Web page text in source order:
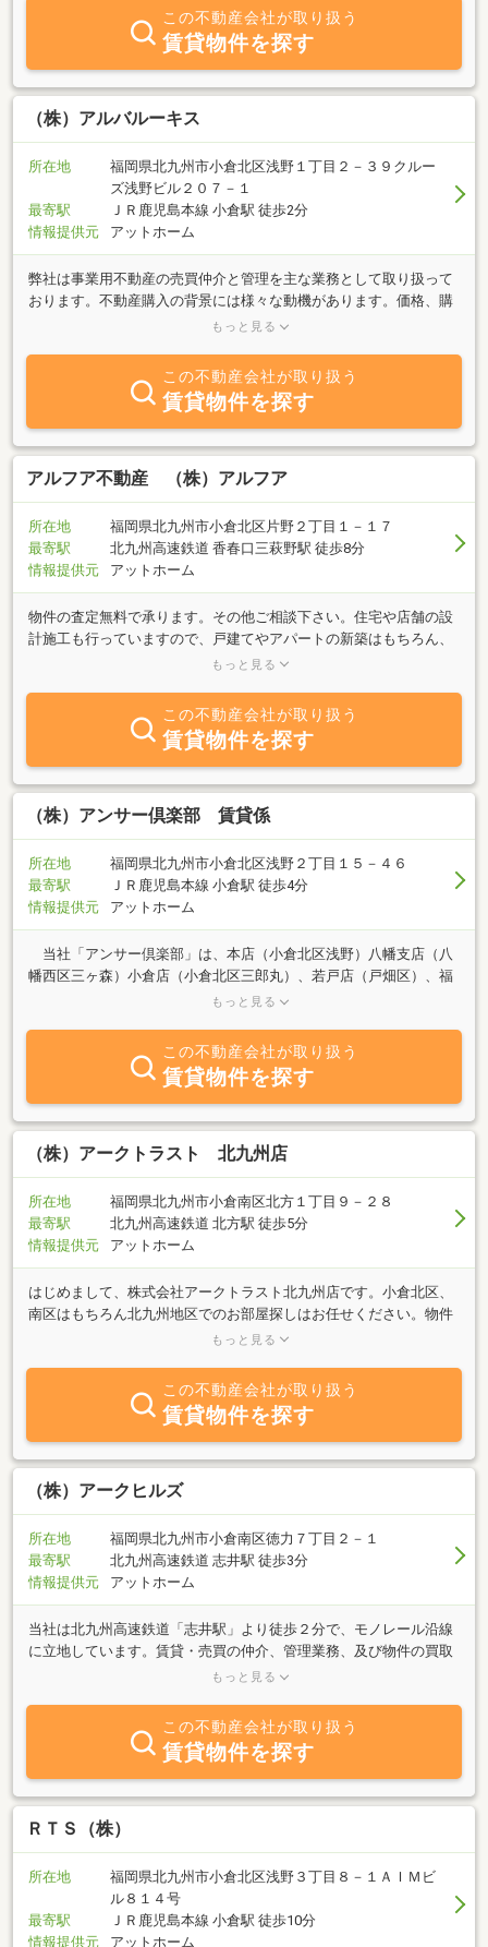
せください。従業員一同、心よりお待ちしております。
この不動産会社が取り扱う
賃貸物件を探す
（株）アルバルーキス
所在地
福岡県北九州市小倉北区浅野１丁目２－３９クルー
ズ浅野ビル２０７－１
最寄駅
ＪＲ鹿児島本線 小倉駅 徒歩2分
情報提供元
アットホーム
弊社は事業用不動産の売買仲介と管理を主な業務として取り扱って
おります。不動産購入の背景には様々な動機があります。価格、購
入時期、物件選定などについて随時ご相談を承っております。是非
新設・移転にも土地の探索から携わって参ります。改装・新築にも
各種専門家・企業様とチームを組んでおりますのでご提案致しま
す。まずはメールでお気軽にご相談ください。
もっと見る
この不動産会社が取り扱う
賃貸物件を探す
アルフア不動産 （株）アルフア
所在地
福岡県北九州市小倉北区片野２丁目１－１７
最寄駅
北九州高速鉄道 香春口三萩野駅 徒歩8分
情報提供元
アットホーム
物件の査定無料で承ります。その他ご相談下さい。住宅や店舗の設
計施工も行っていますので、戸建てやアパートの新築はもちろん、
中古マンションのリフォームやリノベーションもお任せください。
キャット引野」の運営も行っています。リノベーションアパート
「ウィズキャット浅川台」も竣工！特に猫に関する事ならぜひ当社
にお任せください。まずはお気軽にご相談ください！
もっと見る
この不動産会社が取り扱う
賃貸物件を探す
（株）アンサー倶楽部 賃貸係
所在地
福岡県北九州市小倉北区浅野２丁目１５－４６
最寄駅
ＪＲ鹿児島本線 小倉駅 徒歩4分
情報提供元
アットホーム
当社「アンサー倶楽部」は、本店（小倉北区浅野）八幡支店（八
幡西区三ヶ森）小倉店（小倉北区三郎丸）、若戸店（戸畑区）、福
岡店の5店舗で、北九州市及びその近郊の不動産売買仲介・賃貸管
より良い答えが出せる様、日々元気に明るく活動させて頂いており
ます。不動産の売却・購入・賃貸・管理・運用の事なら何でもおま
かせ下さい。専門スタッフが、元気に明るく良い答えを見つけるお
手伝いをさせて頂きます。初期費用の支払い方法多数ご準備してお
ります！クレジットカード、分割払いなど初期費用の支払い方法を
お選びいただけます★LINEで簡単にお部屋の内見からご契約まで可
もっと見る
この不動産会社が取り扱う
賃貸物件を探す
（株）アークトラスト 北九州店
所在地
福岡県北九州市小倉南区北方１丁目９－２８
最寄駅
北九州高速鉄道 北方駅 徒歩5分
情報提供元
アットホーム
はじめまして、株式会社アークトラスト北九州店です。小倉北区、
南区はもちろん北九州地区でのお部屋探しはお任せください。物件
は学生用からファミリータイプ、ペット可、高級賃貸マンション、
リノベーションに特化したお部屋を随時募集しております。こちら
もお気軽にお問合せください。それではお客様とお会い出来る日を
心よりお待ちしております。
もっと見る
この不動産会社が取り扱う
賃貸物件を探す
（株）アークヒルズ
所在地
福岡県北九州市小倉南区徳力７丁目２－１
最寄駅
北九州高速鉄道 志井駅 徒歩3分
情報提供元
アットホーム
当社は北九州高速鉄道「志井駅」より徒歩２分で、モノレール沿線
に立地しています。賃貸・売買の仲介、管理業務、及び物件の買取
りも行っております。お部屋を貸したい方、借りたい方、物件を売
ご相談下さい。ご来店をお待ち致していります。
もっと見る
この不動産会社が取り扱う
賃貸物件を探す
ＲＴＳ（株）
所在地
福岡県北九州市小倉北区浅野３丁目８－１ＡＩＭビ
ル８１４号
最寄駅
ＪＲ鹿児島本線 小倉駅 徒歩10分
情報提供元
アットホーム